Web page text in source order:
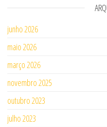
junho 2026
maio 2026
março 2026
novembro 2025
outubro 2023
julho 2023